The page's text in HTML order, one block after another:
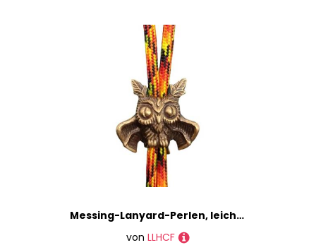
Messing-Lanyard-Perlen, leicht, Eulenform, Vintage-Anhänger für Paracord-Anhänger, Schnallen, Fallschirmschnur, Perlen, einzigartige Designs
von LLHCF